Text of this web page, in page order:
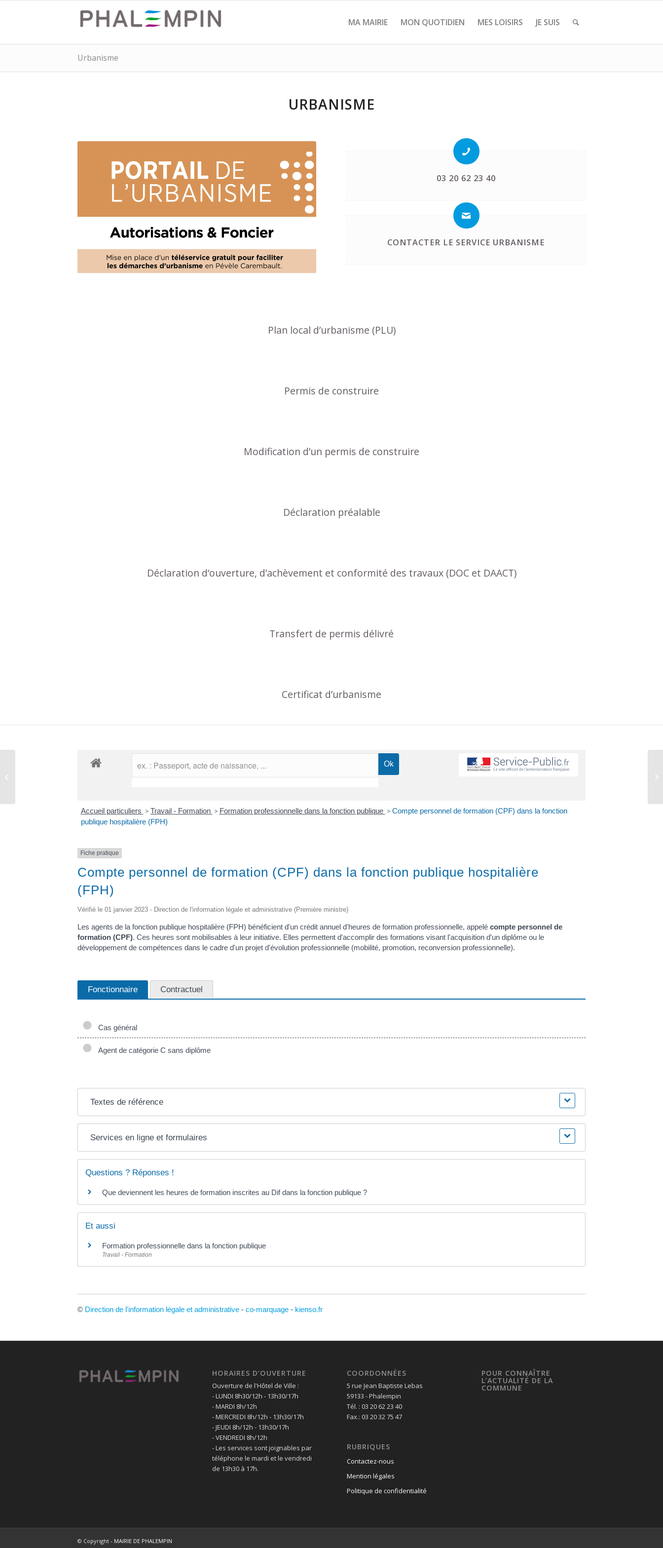
MA MAIRIE MON QUOTIDIEN MES LOISIRS JE SUIS
Urbanisme
URBANISME
03 20 62 23 40
CONTACTER LE SERVICE URBANISME
Plan local d’urbanisme (PLU)
Permis de construire
Modification d’un permis de construire
Déclaration préalable
Déclaration d‘ouverture, d’achèvement et conformité des travaux (DOC et DAACT)
Transfert de permis délivré
Certificat d’urbanisme
Accueil particuliers > Travail - Formation > Formation professionnelle dans la fonction publique > Compte personnel de formation (CPF) dans la fonction
publique hospitalière (FPH)
Fiche pratique
Compte personnel de formation (CPF) dans la fonction publique hospitalière
(FPH)
Vérifié le 01 janvier 2023 - Direction de l'information légale et administrative (Première ministre)
Les agents de la fonction publique hospitalière (FPH) bénéficient d'un crédit annuel d'heures de formation professionnelle, appelé compte personnel de
formation (CPF). Ces heures sont mobilisables à leur initiative. Elles permettent d'accomplir des formations visant l'acquisition d'un diplôme ou le
développement de compétences dans le cadre d'un projet d'évolution professionnelle (mobilité, promotion, reconversion professionnelle).
Fonctionnaire Contractuel
Cas général
Agent de catégorie C sans diplôme
Textes de référence
Services en ligne et formulaires
Questions ? Réponses !
Que deviennent les heures de formation inscrites au Dif dans la fonction publique ?
Et aussi
Formation professionnelle dans la fonction publique
Travail - Formation
© Direction de l'information légale et administrative - co-marquage - kienso.fr
HORAIRES D’OUVERTURE
Ouverture de l'Hôtel de Ville :
- LUNDI 8h30/12h - 13h30/17h
- MARDI 8h/12h
- MERCREDI 8h/12h - 13h30/17h
- JEUDI 8h/12h - 13h30/17h
- VENDREDI 8h/12h
- Les services sont joignables par
téléphone le mardi et le vendredi
de 13h30 à 17h.
COORDONNÉES
5 rue Jean Baptiste Lebas
59133 - Phalempin
Tél. : 03 20 62 23 40
Fax.: 03 20 32 75 47
RUBRIQUES
Contactez-nous
Mention légales
Politique de confidentialité
POUR CONNAÎTRE
L’ACTUALITÉ DE LA
COMMUNE
© Copyright - MAIRIE DE PHALEMPIN